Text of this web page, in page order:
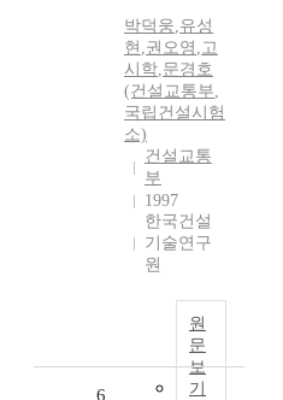
박덕웅,유성
현 ,권오영 ,고
시학,문경호
(건설교통부,
국립건설시험
소)
건설교통
부
1997
한국건설
기술연구
원
원
문
보
기
6